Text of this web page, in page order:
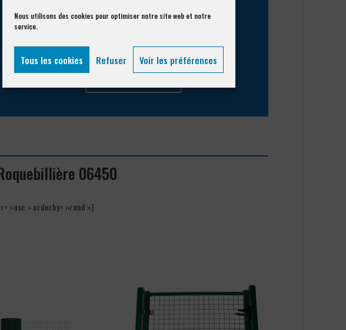
Nous utilisons des cookies pour optimiser notre site web et notre
service.
Tous les cookies Refuser Voir les préférences
Appelez-nous !
Vous souhaitez avoir des informations complémentaires ?
04 93 74 33 76
06450
»asc » orderby= »rand »]